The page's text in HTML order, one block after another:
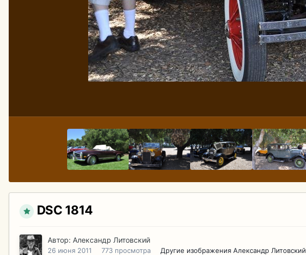
DSC 1814
Автор: Александр Литовский
26 июня 2011 773 просмотра Другие изображения Александр Литовский